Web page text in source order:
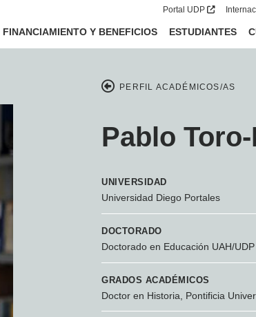
Portal UDP
FINANCIAMIENTO Y BENEFICIOS ESTUDIANTES
PERFIL ACADÉMICOS/AS
Pablo
UNIVERSIDAD
Universidad Diego Portales
DOCTORADO
Doctorado en Educación UAH/UDP
GRADOS ACADÉMICOS
Doctor en Historia, Pontificia